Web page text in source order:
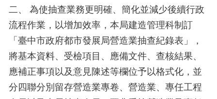
二、 為使抽查業務更明確、簡化並減少後續行政
流程作業，以增加效率，本局建造管理科制訂
「臺中市政府都市發展局營造業抽查紀錄表」，
將基本資料、受檢項目、應備文件、查核結果、
應補正事項以及意見陳述等欄位予以格式化，並
分四聯分別留存營造業專卷、營造業、專任工程